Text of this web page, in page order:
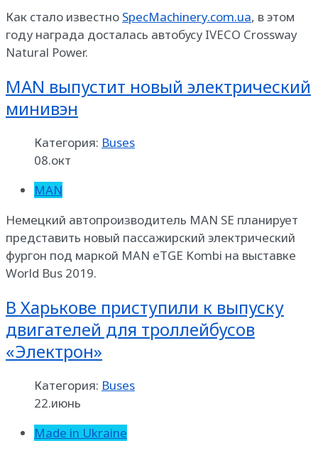
Как стало известно SpecMachinery.com.ua, в этом
году награда досталась автобусу IVECO Crossway
Natural Power.
MAN выпустит новый электрический
минивэн
Категория: Buses
08.окт
MAN
Немецкий автопроизводитель MAN SE планирует
представить новый пассажирский электрический
фургон под маркой MAN eTGE Kombi на выставке
World Bus 2019.
В Харькове приступили к выпуску
двигателей для троллейбусов
«Электрон»
Категория: Buses
22.июнь
Made in Ukraine